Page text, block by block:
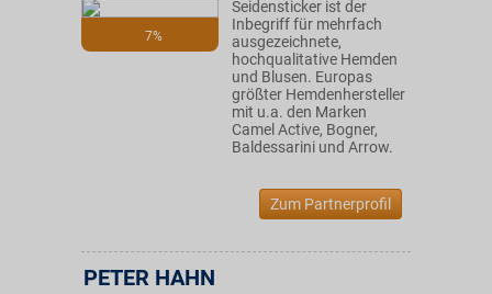
7%
Seidensticker ist der
Inbegriff für mehrfach
ausgezeichnete,
hochqualitative Hemden
und Blusen. Europas
größter Hemdenhersteller
mit u.a. den Marken
Camel Active, Bogner,
Baldessarini und Arrow.
Zum Partnerprofil
PETER HAHN